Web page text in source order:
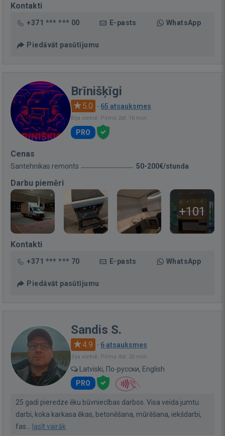
Kontakti
+371 *** *** 00 E-pasts WhatsApp
Piedāvāt pasūtījumu
Brīnišķīgi
5.0 · 65 atsauksmes
Bija vietnē: Pirms 2st. 16 min.
PRO
Cenas
Santehnikas remonts 50-200€/stunda
Darbu piemēri
+101
Kontakti
+371 *** *** 70 E-pasts WhatsApp
Piedāvāt pasūtījumu
Sandis S.
4.9 · 6 atsauksmes
Bija vietnē: Pirms 4st. 20 min.
Latviski, По-русски, English
PRO
25 gadi pieredze ēku būvniecības darbos. Visa veida jumtu
darbi, koka karkasa ēkas, betonēšana, mūrēšana, iekšdarbi,
fas... lasīt vairāk